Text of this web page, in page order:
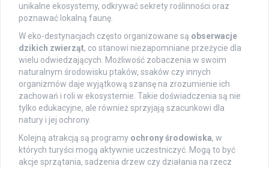
unikalne ekosystemy, odkrywać sekrety roślinności oraz
poznawać lokalną faunę.
W eko-destynacjach często organizowane są obserwacje
dzikich zwierząt, co stanowi niezapomniane przeżycie dla
wielu odwiedzających. Możliwość zobaczenia w swoim
naturalnym środowisku ptaków, ssaków czy innych
organizmów daje wyjątkową szansę na zrozumienie ich
zachowań i roli w ekosystemie. Takie doświadczenia są nie
tylko edukacyjne, ale również sprzyjają szacunkowi dla
natury i jej ochrony.
Kolejną atrakcją są programy ochrony środowiska, w
których turyści mogą aktywnie uczestniczyć. Mogą to być
akcje sprzątania, sadzenia drzew czy działania na rzecz